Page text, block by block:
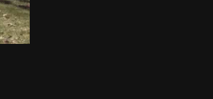
ン・グリーティング動画